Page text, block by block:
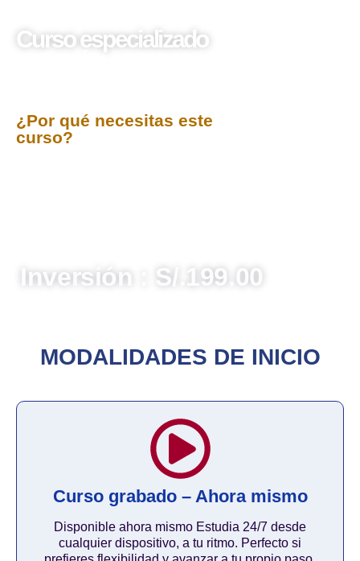
Curso especializado
¿Por qué necesitas este
curso?
Inversión : S/.199.00
MODALIDADES DE INICIO
Curso grabado – Ahora mismo
Disponible ahora mismo Estudia 24/7 desde
cualquier dispositivo, a tu ritmo. Perfecto si